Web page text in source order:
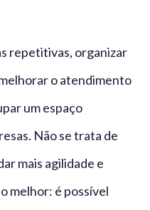
repetitivas, organizar
o atendimento
um espaço
Não se trata de
mais agilidade e
melhor: é possível